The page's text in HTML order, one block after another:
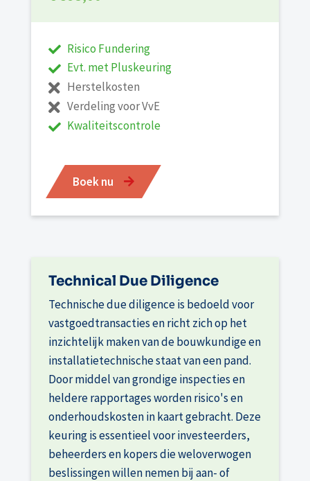
Risico Fundering
Evt. met Pluskeuring
Herstelkosten
Verdeling voor VvE
Kwaliteitscontrole
Boek nu
Technical Due Diligence
Technische due diligence is bedoeld voor
vastgoedtransacties en richt zich op het
inzichtelijk maken van de bouwkundige en
installatietechnische staat van een pand.
Door middel van grondige inspecties en
heldere rapportages worden risico's en
onderhoudskosten in kaart gebracht. Deze
keuring is essentieel voor investeerders,
beheerders en kopers die weloverwogen
beslissingen willen nemen bij aan- of